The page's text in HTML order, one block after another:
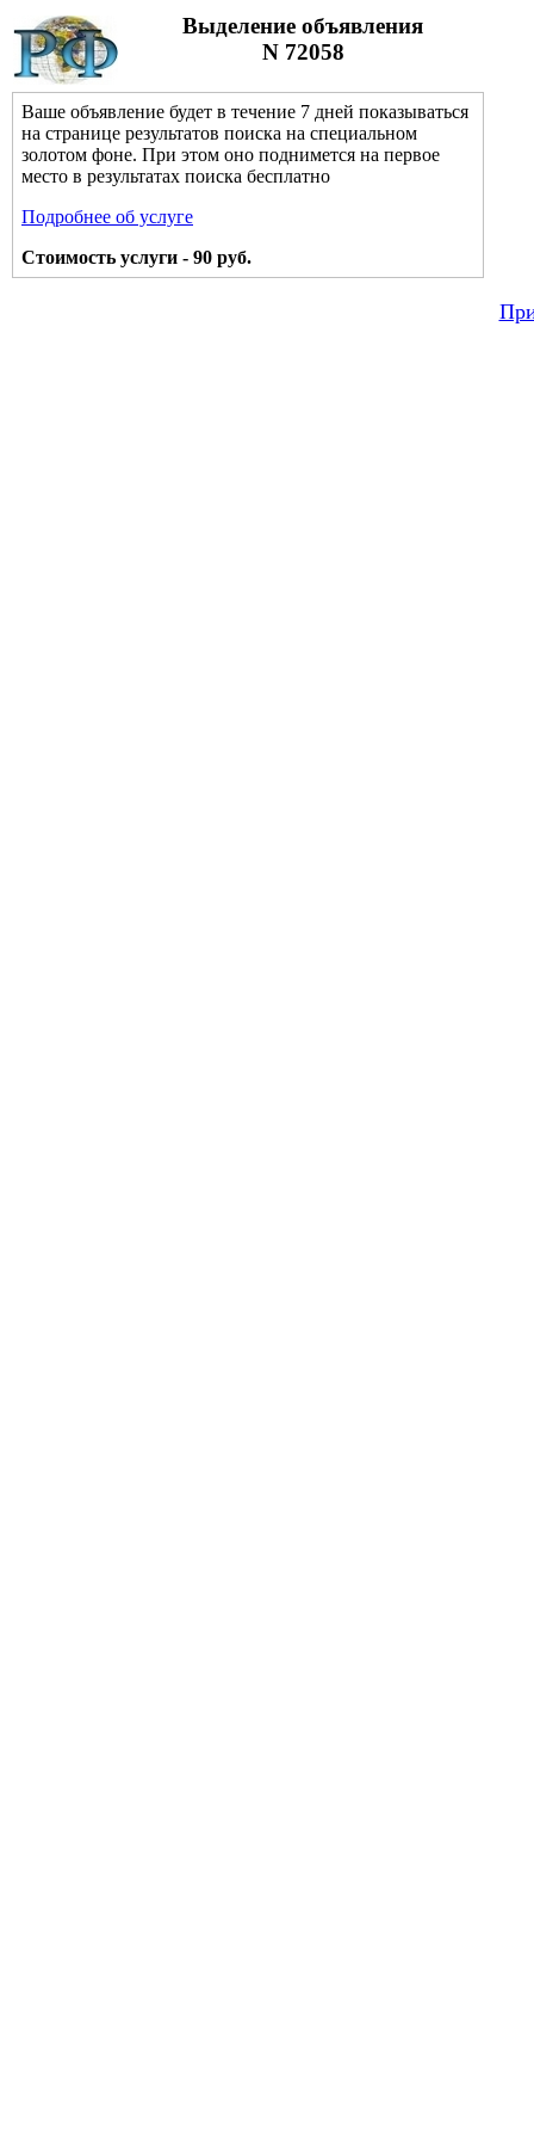
Выделение объявления
N 72058
Ваше объявление будет в течение 7 дней показываться
на странице результатов поиска на специальном
золотом фоне. При этом оно поднимется на первое
место в результатах поиска бесплатно
Подробнее об услуге
Стоимость услуги - 90 руб.